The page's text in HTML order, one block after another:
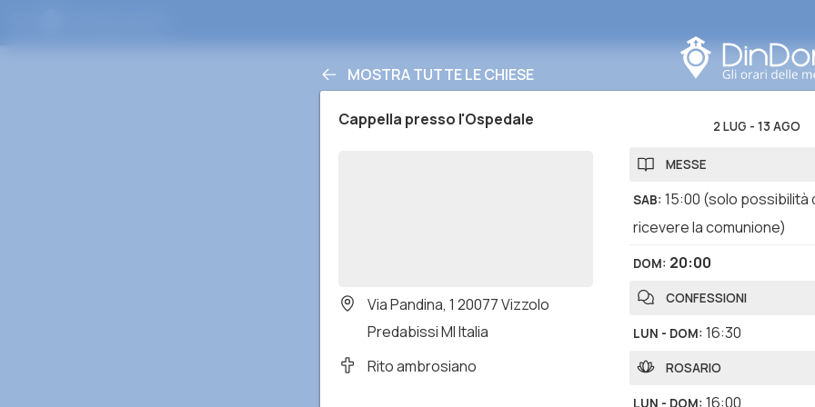
MOSTRA TUTTE LE CHIESE
Cappella presso l'Ospedale
Via Pandina, 1 20077 Vizzolo
Predabissi MI Italia
Rito ambrosiano
2 LUG - 13 AGO
MESSE
SAB: 15:00 (solo possibilità
ricevere la comunione)
DOM: 20:00
CONFESSIONI
LUN - DOM: 16:30
ROSARIO
LUN - DOM: 16:00